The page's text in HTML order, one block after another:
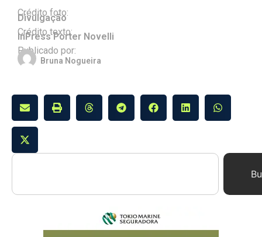
Crédito foto:
Divulgação
Crédito texto:
InPress Porter Novelli
Publicado por:
Bruna Nogueira